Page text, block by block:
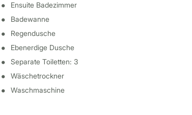
Ensuite Badezimmer
Badewanne
Regendusche
Ebenerdige Dusche
Separate Toiletten: 3
Wäschetrockner
Waschmaschine